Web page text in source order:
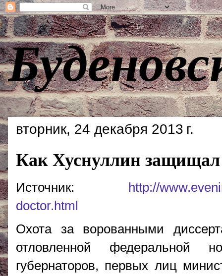
вторник, 24 декабря 2013 г.
Как Хуснуллин
Источник: http://
doctor.html
Охота за ворованными
отловленной федеральной
губернаторов, первых лиц